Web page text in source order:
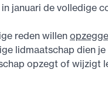
januari de volledige
reden willen
lidmaatschap dien
opzegt of wijzigt